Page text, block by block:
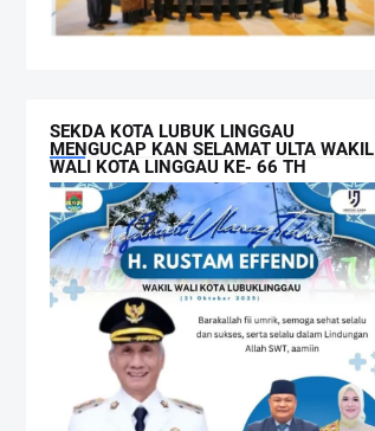
SEKDA KOTA LUBUK LINGGAU
MENGUCAP KAN SELAMAT ULTA WAKIL
WALI KOTA LINGGAU KE- 66 TH